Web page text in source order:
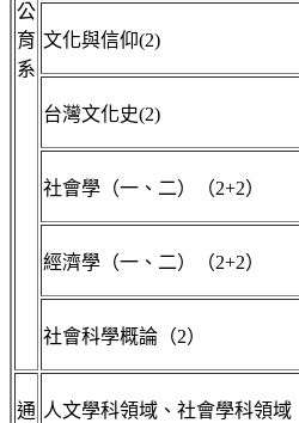
公
育
系
文化與信仰(2)
台灣文化史(2)
社會學（一、二）（2+2）
經濟學（一、二）（2+2）
社會科學概論（2）
通 人文學科領域、社會學科領域